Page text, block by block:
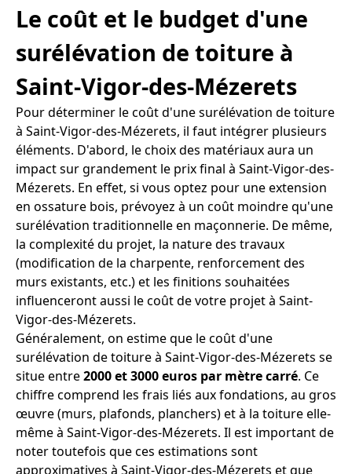
Le coût et le budget d'une
surélévation de toiture à
Saint-Vigor-des-Mézerets
Pour déterminer le coût d'une surélévation de toiture
à Saint-Vigor-des-Mézerets, il faut intégrer plusieurs
éléments. D'abord, le choix des matériaux aura un
impact sur grandement le prix final à Saint-Vigor-des-
Mézerets. En effet, si vous optez pour une extension
en ossature bois, prévoyez à un coût moindre qu'une
surélévation traditionnelle en maçonnerie. De même,
la complexité du projet, la nature des travaux
(modification de la charpente, renforcement des
murs existants, etc.) et les finitions souhaitées
influenceront aussi le coût de votre projet à Saint-
Vigor-des-Mézerets.
Généralement, on estime que le coût d'une
surélévation de toiture à Saint-Vigor-des-Mézerets se
situe entre2000 et 3000 euros par mètre carré. Ce
chiffre comprend les frais liés aux fondations, au gros
œuvre (murs, plafonds, planchers) et à la toiture elle-
même à Saint-Vigor-des-Mézerets. Il est important de
noter toutefois que ces estimations sont
approximatives à Saint-Vigor-des-Mézerets et que